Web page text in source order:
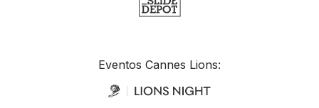
Eventos Cannes Lions: